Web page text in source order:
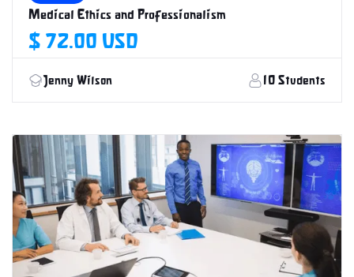
Medical Ethics and Professionalism
$ 72.00 USD
Jenny Wilson 10 Students